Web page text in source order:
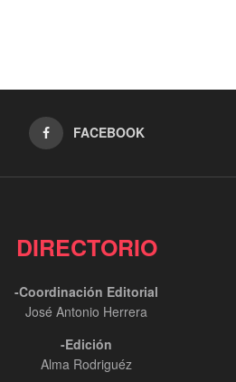
FACEBOOK
DIRECTORIO
-Coordinación Editorial
José Antonio Herrera
-Edición
Alma Rodriguéz